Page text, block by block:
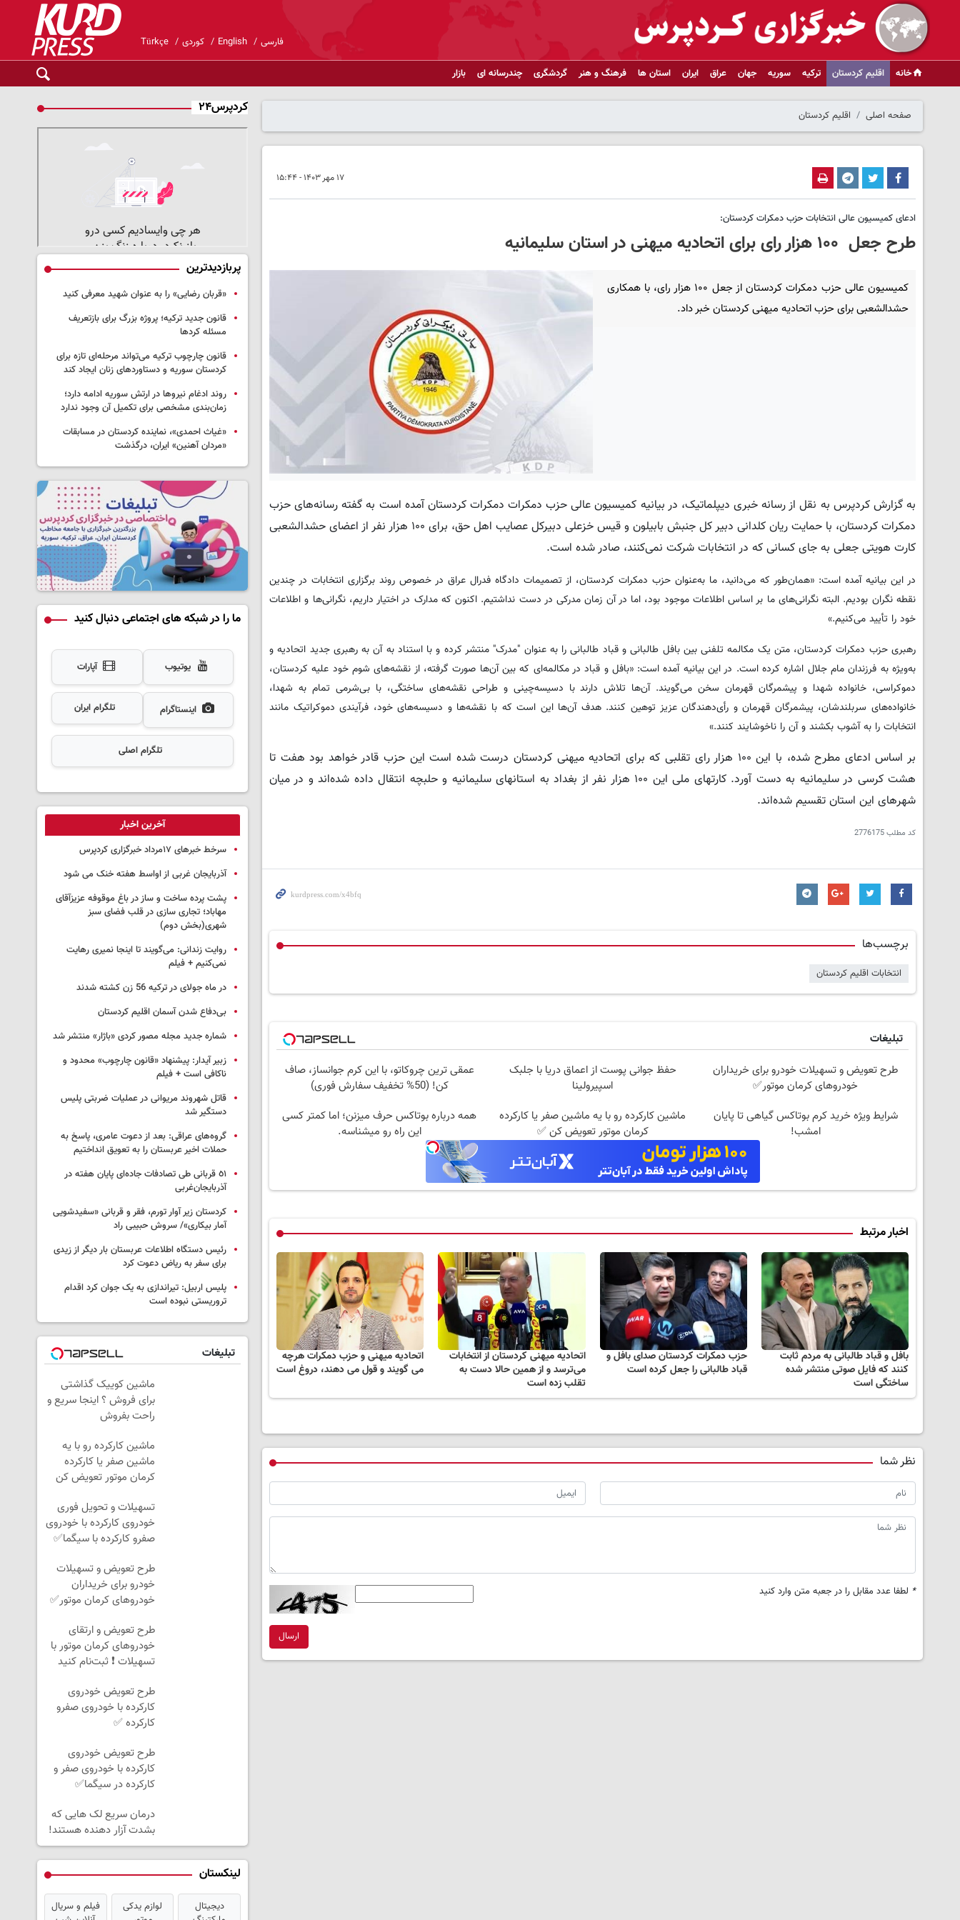
فارسی English کوردی Türkçe
خانه اقلیم کردستان ترکیه سوریه جهان عراق ایران استان ها فرهنگ و هنر گردشگری چندرسانه ای بازار
صفحه اصلی اقلیم کردستان
۱۷ مهر ۱۴۰۳ - ۱۵:۴۴
ادعای کمیسیون عالی انتخابات حزب دمکرات کردستان:
طرح جعل ۱۰۰ هزار رای برای اتحادیه میهنی در استان سلیمانیه
کمیسیون عالی حزب دمکرات کردستان از جعل ۱۰۰ هزار رای، با همکاری
حشدالشعبی برای حزب اتحادیه میهنی کردستان خبر داد.
به گزارش کردپرس به نقل از رسانه خبری دیپلماتیک، در بیانیه کمیسیون عالی حزب دمکرات دمکرات کردستان آمده است به گفته رسانه‌های حزب
دمکرات کردستان، با حمایت ریان کلدانی دبیر کل جنبش بابیلون و قیس خزعلی دبیرکل عصایب اهل حق، برای ۱۰۰ هزار نفر از اعضای حشدالشعبی
کارت هویتی جعلی به جای کسانی که در انتخابات شرکت نمی‌کنند، صادر شده است.
در این بیانیه آمده است: «همان‌طور که می‌دانید، ما به‌عنوان حزب دمکرات کردستان، از تصمیمات دادگاه فدرال عراق در خصوص روند برگزاری انتخابات در چندین
نقطه نگران بودیم. البته نگرانی‌های ما بر اساس اطلاعات موجود بود، اما در آن زمان مدرکی در دست نداشتیم. اکنون که مدارک در اختیار داریم، نگرانی‌ها و اطلاعات
خود را تأیید می‌کنیم.»
رهبری حزب دمکرات کردستان، متن یک مکالمه تلفنی بین بافل طالبانی و قباد طالبانی را به عنوان "مدرک" منتشر کرده و با استناد به آن به رهبری جدید اتحادیه و
به‌ویژه به فرزندان مام جلال اشاره کرده است. در این بیانیه آمده است: «بافل و قباد در مکالمه‌ای که بین آن‌ها صورت گرفته، از نقشه‌های شوم خود علیه کردستان،
دموکراسی، خانواده شهدا و پیشمرگان قهرمان سخن می‌گویند. آن‌ها تلاش دارند با دسیسه‌چینی و طراحی نقشه‌های ساختگی، با بی‌شرمی تمام به شهدا،
خانواده‌های سربلندشان، پیشمرگان قهرمان و رأی‌دهندگان عزیز توهین کنند. هدف آن‌ها این است که با نقشه‌ها و دسیسه‌های خود، فرآیندی دموکراتیک مانند
انتخابات را به آشوب بکشند و آن را ناخوشایند کنند.»
بر اساس ادعای مطرح شده، با این ۱۰۰ هزار رای تقلبی که برای اتحادیه میهنی کردستان درست شده است این حزب قادر خواهد بود هفت تا
هشت کرسی در سلیمانیه به دست آورد.
کارتهای ملی این ۱۰۰ هزار نفر از بغداد به استانهای سلیمانیه و حلبچه انتقال داده شده‌اند و در میان
شهرهای این استان تقسیم شده‌اند.
کد مطلب2776175
برچسب‌ها
انتخابات اقلیم کردستان
تبلیغات
طرح تعویض و تسهیلات خودرو برای خریداران
خودروهای کرمان موتور✅
حفظ جوانی پوست از اعماق دریا با جلبک
اسپیرولینا
عمقی ترین چروکاتو، با این کرم جوانساز، صاف
کن! (50% تخفیف سفارش فوری)
شرایط ویژه خرید کرم بوتاکس گیاهی تا پایان
امشب!
ماشین کارکرده رو با یه ماشین صفر یا کارکرده
کرمان موتور تعویض کن ✅
همه درباره بوتاکس حرف میزنن؛ اما کمتر کسی
این راه رو میشناسه.
اخبار مرتبط
بافل و قباد طالبانی به مردم ثابت
کنند که فایل صوتی منتشر شده
ساختگی است
حزب دمکرات کردستان صدای بافل و
قباد طالبانی را جعل کرده است
اتحادیه میهنی کردستان از انتخابات
می‌ترسد و از همین حالا دست به
تقلب زده است
اتحادیه میهنی و حزب دمکرات هرچه
می گویند و قول می دهند، دروغ است
نظر شما
* لطفا عدد مقابل را در جعبه متن وارد کنید
ارسال
کردپرس۲۴
پربازدیدترین
«قربان رضایی» را به عنوان شهید معرفی کنید
قانون جدید ترکیه؛ پروژه بزرگ‌ برای بازتعریف
مسئله کردها
قانون چارچوب ترکیه می‌تواند مرحله‌ای تازه برای
کردستان سوریه و دستاوردهای زنان ایجاد کند
روند ادغام نیروها در ارتش سوریه ادامه دارد؛
زمان‌بندی مشخصی برای تکمیل آن وجود ندارد
«غیاث احمدی»، نماینده کردستان در مسابقات
«مردان آهنین» ایران، درگذشت
ما را در شبکه های اجتماعی دنبال کنید
یوتیوب آپارات
اینستاگرام تلگرام ایران
تلگرام اصلی
آخرین اخبار
سرخط خبرهای ۱۷مرداد خبرگزاری کردپرس
آذربایجان غربی از اواسط هفته خنک می شود
پشت پرده ساخت و ساز در باغ موقوفه عزیزآقای
مهاباد؛ تجاری سازی در قلب فضای سبز
شهری(بخش دوم)
روایت زندانی: می‌گویند تا اینجا نمیری رهایت
نمی‌کنیم + فیلم
در ماه جولای در ترکیه 56 زن کشته شدند
بی‌دفاع شدن آسمان اقلیم کردستان
شماره جدید مجله مصور کردی «باژار» منتشر شد
زبیر آیدار: پیشنهاد «قانون چارچوب» محدود و
ناکافی است + فیلم
قاتل شهروند مریوانی در عملیات ضربتی پلیس
دستگیر شد
گروه‌های عراقی: بعد از دعوت عامری، پاسخ به
حملات اخیر عربستان را به تعویق انداختیم
٥١ قربانی طی تصادفات جاده‌ای پایان هفته در
آذربایجان‌غربی
کردستان زیر آوار تورم، فقر و قربانی «سفیدشویی
آمار بیکاری»/ سروش حبیبی راد
رئیس دستگاه اطلاعات عربستان بار دیگر از زیدی
برای سفر به ریاض دعوت کرد
پلیس اربیل: تیراندازی به یک جوان کرد اقدام
تروریستی نبوده است
تبلیغات
ماشین کوییک گذاشتی
برای فروش ؟ اینجا سریع و
راحت بفروش
ماشین کارکرده رو با یه
ماشین صفر یا کارکرده
کرمان موتور تعویض کن
تسهیلات و تحویل فوری
خودروی کارکرده با خودروی
صفرو کارکرده با سیگما✅
طرح تعویض و تسهیلات
خودرو برای خریداران
خودروهای کرمان موتور✅
طرح تعویض و ارتقای
خودروهای کرمان موتور با
تسهیلات ❗ ثبت‌نام کنید
طرح تعویض خودروی
کارکرده با خودروی صفرو
کارکرده ✅
طرح تعویض خودروی
کارکرده با خودروی صفر و
کارکرده در سیگما✅
درمان سریع لک هایی که
بشدت آزار دهنده هستند!
لینکستان
دیجیتال
لوازم یدکی
فیلم و سریال